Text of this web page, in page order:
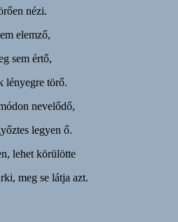
nézi.
elemző,
sem értő,
lényegre törő.
nevelődő,
legyen ő.
lehet körülötte
meg se látja azt.